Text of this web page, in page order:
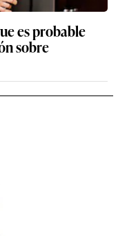
es probable
sobre